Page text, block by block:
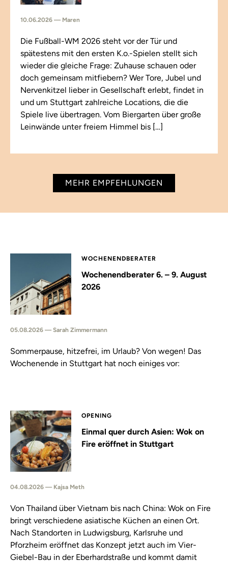
10.06.2026 — Maren
Die Fußball-WM 2026 steht vor der Tür und
spätestens mit den ersten K.o.-Spielen stellt sich
wieder die gleiche Frage: Zuhause schauen oder
doch gemeinsam mitfiebern? Wer Tore, Jubel und
Nervenkitzel lieber in Gesellschaft erlebt, findet in
und um Stuttgart zahlreiche Locations, die die
Spiele live übertragen. Vom Biergarten über große
Leinwände unter freiem Himmel bis […]
MEHR EMPFEHLUNGEN
WOCHENENDBERATER
Wochenendberater 6. – 9. August
2026
05.08.2026 — Sarah Zimmermann
Sommerpause, hitzefrei, im Urlaub? Von wegen! Das
Wochenende in Stuttgart hat noch einiges vor:
OPENING
Einmal quer durch Asien: Wok on
Fire eröffnet in Stuttgart
04.08.2026 — Kajsa Meth
Von Thailand über Vietnam bis nach China: Wok on Fire
bringt verschiedene asiatische Küchen an einen Ort.
Nach Standorten in Ludwigsburg, Karlsruhe und
Pforzheim eröffnet das Konzept jetzt auch im Vier-
Giebel-Bau in der Eberhardstraße und kommt damit